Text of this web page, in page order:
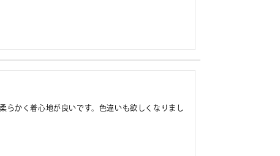
らかく着心地が良いです。色違いも欲しくなりまし